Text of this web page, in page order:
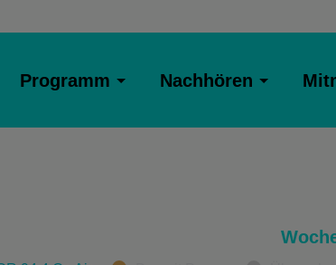
Programm Nachhören